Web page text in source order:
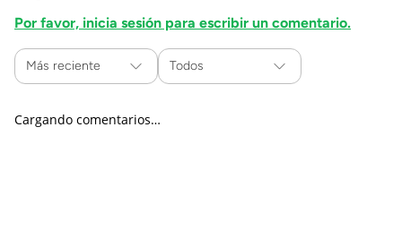
Por favor, inicia sesión para escribir un comentario.
Más reciente Todos
Cargando comentarios…